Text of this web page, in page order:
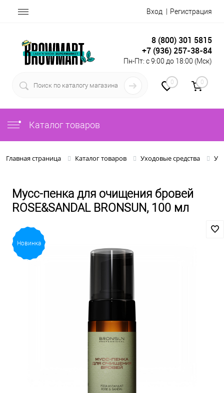
Вход Регистрация
8 (800) 301 5815
+7 (936) 257-38-84
Пн-Пт: с 9:00 до 18:00 (Мск)
0 0
Каталог товаров
Главная страница Каталог товаров Уходовые средства
Мусс-пенка для очищения бровей
ROSE&SANDAL BRONSUN, 100 мл
Новинка